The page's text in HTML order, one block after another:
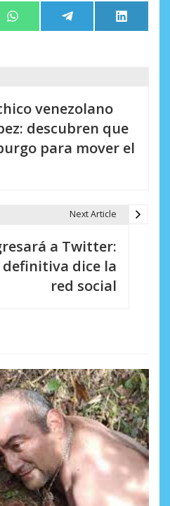
Compartir
en
WhatsApp Compartir
en
Telegram
en
LinkedIn
venezolano
descubren que
para mover el
Next Article
a Twitter:
definitiva dice la
red social